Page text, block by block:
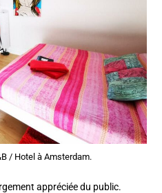
/ Hotel à Amsterdam.
appréciée du public.